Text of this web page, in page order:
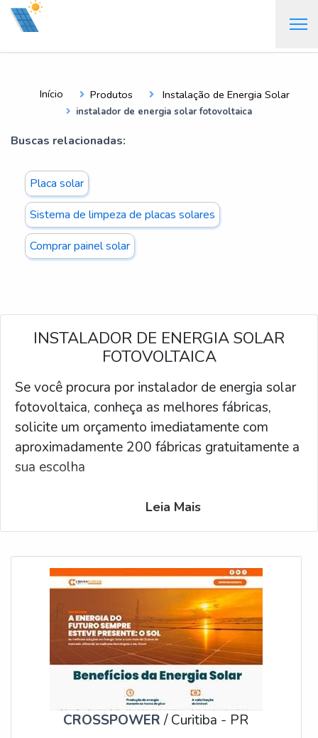
Início Produtos Instalação de Energia Solar
instalador de energia solar fotovoltaica
Buscas relacionadas:
Placa solar
Sistema de limpeza de placas solares
Comprar painel solar
INSTALADOR DE ENERGIA SOLAR
FOTOVOLTAICA
Se você procura por instalador de energia solar
fotovoltaica, conheça as melhores fábricas,
solicite um orçamento imediatamente com
aproximadamente 200 fábricas gratuitamente a
sua escolha
Leia Mais
CROSSPOWER/ Curitiba - PR